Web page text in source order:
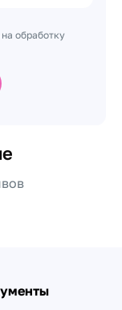
обработку